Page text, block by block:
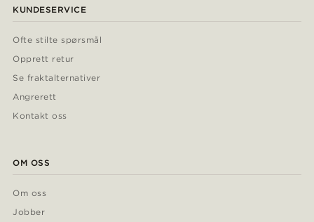
KUNDESERVICE
Ofte stilte spørsmål
Opprett retur
Se fraktalternativer
Angrerett
Kontakt oss
OM OSS
Om oss
Jobber